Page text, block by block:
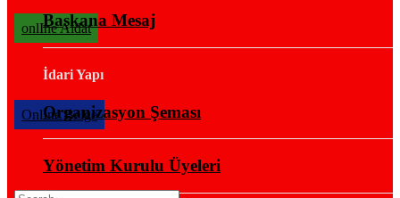
onlIne Aidat
OnlIne Belge
Başkana Mesaj
İdari Yapı
Organizasyon Şeması
Yönetim Kurulu Üyeleri